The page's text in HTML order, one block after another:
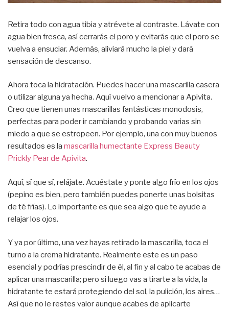
Retira todo con agua tibia y atrévete al contraste. Lávate con
agua bien fresca, así cerrarás el poro y evitarás que el poro se
vuelva a ensuciar. Además, aliviará mucho la piel y dará
sensación de descanso.
Ahora toca la hidratación. Puedes hacer una mascarilla casera
o utilizar alguna ya hecha. Aquí vuelvo a mencionar a Apivita.
Creo que tienen unas mascarillas fantásticas monodosis,
perfectas para poder ir cambiando y probando varias sin
miedo a que se estropeen. Por ejemplo, una con muy buenos
resultados es la mascarilla humectante Express Beauty
Prickly Pear de Apivita.
Aquí, sí que sí, relájate. Acuéstate y ponte algo frío en los ojos
(pepino es bien, pero también puedes ponerte unas bolsitas
de té frías). Lo importante es que sea algo que te ayude a
relajar los ojos.
Y ya por último, una vez hayas retirado la mascarilla, toca el
turno a la crema hidratante. Realmente este es un paso
esencial y podrías prescindir de él, al fin y al cabo te acabas de
aplicar una mascarilla; pero si luego vas a tirarte a la vida, la
hidratante te estará protegiendo del sol, la pulición, los aires…
Así que no le restes valor aunque acabes de aplicarte